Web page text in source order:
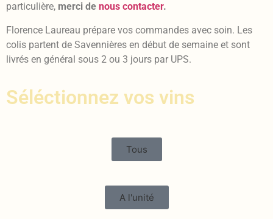
particulière, merci de nous contacter.
Florence Laureau prépare vos commandes avec soin. Les
colis partent de Savennières en début de semaine et sont
livrés en général sous 2 ou 3 jours par UPS.
Séléctionnez vos vins
Tous
A l'unité